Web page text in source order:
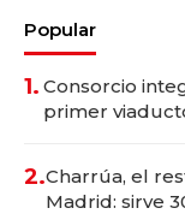
Popular
1. Consorcio
primer
2.Charrúa, el
Madrid: sirve